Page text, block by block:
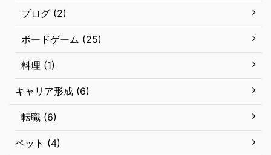
ブログ (2)
ボードゲーム (25)
料理 (1)
キャリア形成 (6)
転職 (6)
ペット (4)